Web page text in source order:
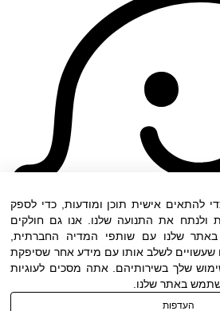
להתאים אישית תוכן ומודעות, כדי לספק
ולנתח את התנועה שלנו. אנו גם חולקים
שלנו עם שותפי המדיה החברתית,
שעשויים לשלב אותו עם מידע אחר שסיפקת
שלך בשירותיהם. אתה מסכים לעוגיות
באתר שלנו.
העדפות